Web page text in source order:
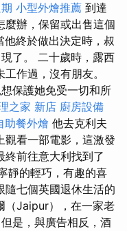
小型外燴推薦 到達
麼辦，保留或出售這個
他終於做出決定時，叔
了。 二十歲時，露西
作過，沒有朋友。
保護她免受一切和所
之家 新店 廚房設備
助餐外燴 他去克利夫
觀看一部電影，這激發
終前往意大利找到了
靜的輕巧，有趣的喜
隨七個英國退休生活的
（Jaipur），在一家老
但是，與廣告相反，酒